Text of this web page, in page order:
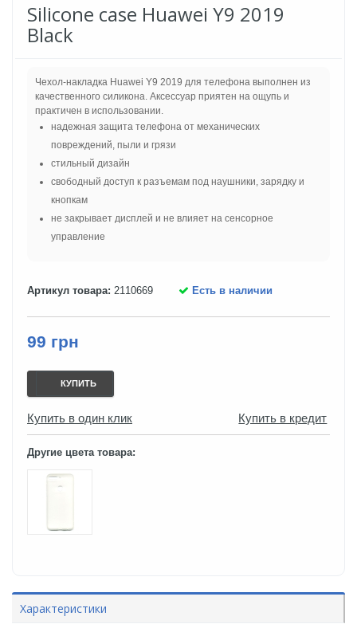
Silicone case Huawei Y9 2019
Black
Чехол-накладка Huawei Y9 2019 для телефона выполнен из
качественного силикона. Аксессуар приятен на ощупь и
практичен в использовании.
надежная защита телефона от механических
повреждений, пыли и грязи
стильный дизайн
свободный доступ к разъемам под наушники, зарядку и
кнопкам
не закрывает дисплей и не влияет на сенсорное
управление
Артикул товара: 2110669 Есть в наличии
99 грн
КУПИТЬ
Купить в один клик Купить в кредит
Другие цвета товара:
Характеристики